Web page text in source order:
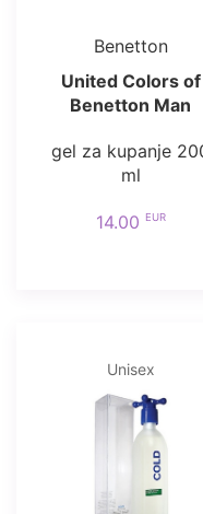
Benetton
United Colors of
Benetton Man
gel za kupanje
ml
14.00 EUR
Unisex